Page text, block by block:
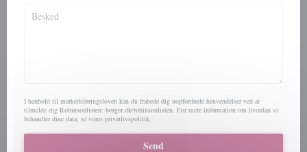
I henhold til markedsføringsloven kan du frabede dig uopfordrede henvendelser ved at
tilmelde dig Robinsonlisten: borger.dk/robinsonlisten. For mere information om hvordan vi
behandler dine data, se vores privatlivspolitik.